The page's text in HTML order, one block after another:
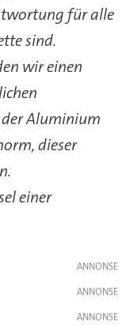
für alle
sind.
wir einen
Aluminium
dieser
einer